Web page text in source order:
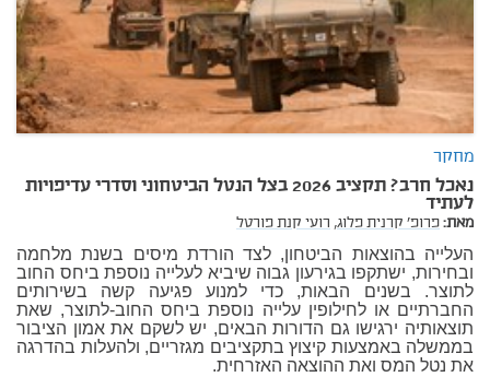
מחקר
נאכל חרב? תקציב 2026 בצל הנטל הביטחוני וסדרי עדיפויות
לעתיד
מאת:פרופ' קרנית פלוג, רועי קנת פורטל
העלייה בהוצאות הביטחון, לצד הורדת מיסים בשנת מלחמה
ובחירות, ישתקפו בגירעון גבוה שיביא לעלייה נוספת ביחס החוב
לתוצר. בשנים הבאות, כדי למנוע פגיעה קשה בשירותים
החברתיים או לחילופין עלייה נוספת ביחס החוב-לתוצר, שאת
תוצאותיה ירגישו גם הדורות הבאים, יש לשקם את אמון הציבור
בממשלה באמצעות קיצוץ בתקציבים מגזריים, ולהעלות בהדרגה
את נטל המס ואת ההוצאה האזרחית.